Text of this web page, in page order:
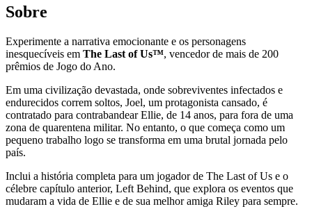
Sobre
Experimente a narrativa emocionante e os personagens
inesquecíveis em The Last of Us™, vencedor de mais de 200
prêmios de Jogo do Ano.
Em uma civilização devastada, onde sobreviventes infectados e
endurecidos correm soltos, Joel, um protagonista cansado, é
contratado para contrabandear Ellie, de 14 anos, para fora de uma
zona de quarentena militar. No entanto, o que começa como um
pequeno trabalho logo se transforma em uma brutal jornada pelo
país.
Inclui a história completa para um jogador de The Last of Us e o
célebre capítulo anterior, Left Behind, que explora os eventos que
mudaram a vida de Ellie e de sua melhor amiga Riley para sempre.